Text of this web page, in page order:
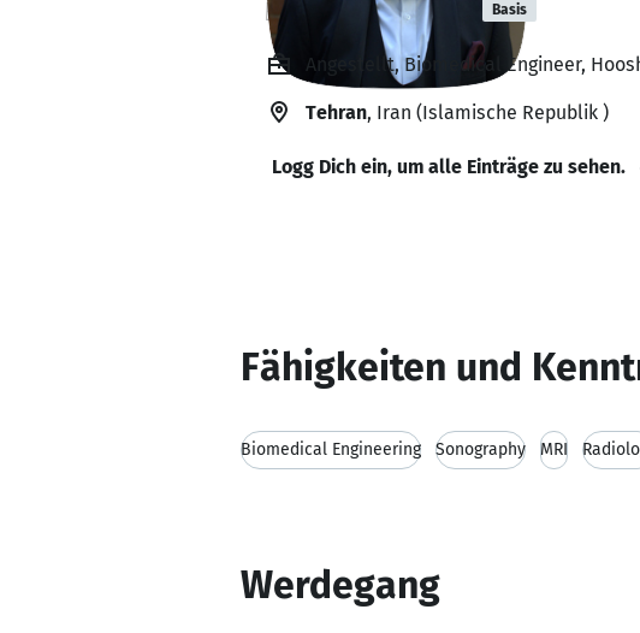
reza Shahroki Basis
Angestellt, Biomedical Engineer,
Tehran, Iran (Islamische Republik )
Logg Dich ein, um alle Einträge zu sehen.
Fähigkeiten und
Biomedical Engineering Sonography MRI
Werdegang